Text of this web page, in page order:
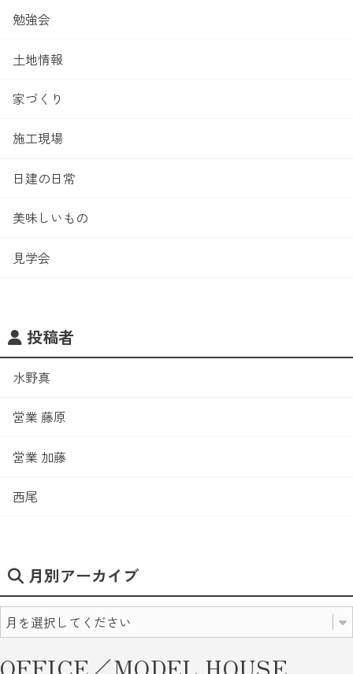
勉強会
土地情報
家づくり
施工現場
日建の日常
美味しいもの
見学会
投稿者
水野真
営業 藤原
営業 加藤
西尾
月別アーカイブ